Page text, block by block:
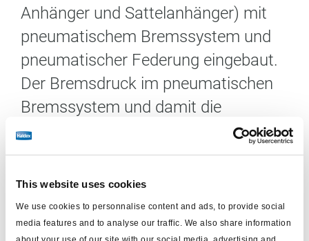
This website uses cookies
We use cookies to personnalise content and ads, to provide social
media features and to analyse our traffic. We also share information
Anhänger und Sattelanhänger) mit
pneumatischem Bremssystem und
pneumatischer Federung eingebaut.
Der Bremsdruck im pneumatischen
Bremssystem und damit die
Bremskraft wird entsprechend dem
statischen Beladungszustand des
jeweiligen Fahrzeuges geregelt. Bei
Veränderung des statischen
Ladezustandes ändert sich bei